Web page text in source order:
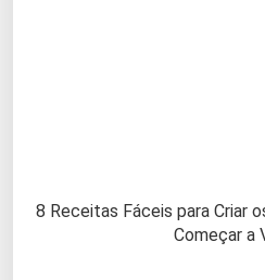
8 Receitas Fáceis para Criar
Começar a